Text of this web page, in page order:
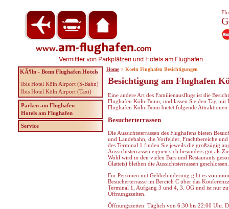
Besichtigung am Flughafen
Eine andere Art des Familienausflugs ist die
Flughafen Köln-Bonn, und lassen Sie den Tag
Flughafen Köln-Bonn bietet folgende Attraktionen:
Besucherterrassen
Die Aussichtsterrassen des Flughafens bieten
und Landebahn, die Vorfelder, Frachtbereiche
des Terminal 1 finden Sie jeweils die großzügig
Aussichtsterrassen eignen sich besonders gut als
Wohl wird in den vielen Bars und Restaurants
Glatteis) bleiben die Aussichtsterrassen geschlossen.
Für Personen mit Gehbehinderung gibt es von
Besucherterrasse im Bereich C über das
Terminal 1, Aufgang 3 und 4, 3. OG und ist nur
Öffnungszeiten.
Öffnungszeiten: Täglich von 6:30 bis 22:00 Uhr.
KÃ¶ln - Bonn Flughafen Hotels
Ibis Hotel Köln Airport (S-Bahn)
Ibis Hotel Köln Airport (Taxi)
Parken am Flughafen
Hotels am Flughafen
Service
Home > Koeln Flughafen Besichtigungen